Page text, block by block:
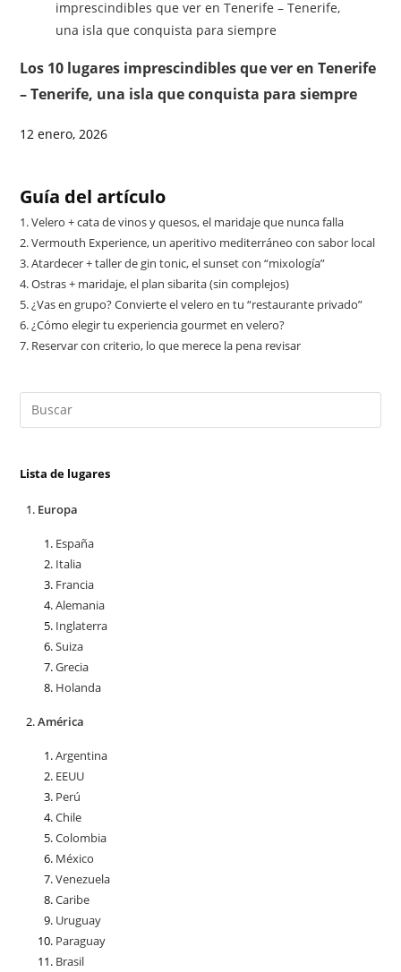
Los 10 lugares imprescindibles que ver en Tenerife
– Tenerife, una isla que conquista para siempre
12 enero, 2026
Guía del artículo
1.Velero + cata de vinos y quesos, el maridaje que nunca falla
2.Vermouth Experience, un aperitivo mediterráneo con sabor local
3.Atardecer + taller de gin tonic, el sunset con “mixología”
4.Ostras + maridaje, el plan sibarita (sin complejos)
5.¿Vas en grupo? Convierte el velero en tu “restaurante privado”
6.¿Cómo elegir tu experiencia gourmet en velero?
7. Reservar con criterio, lo que merece la pena revisar
Lista de lugares
Europa
España
Italia
Francia
Alemania
Inglaterra
Suiza
Grecia
Holanda
América
Argentina
EEUU
Perú
Chile
Colombia
México
Venezuela
Caribe
Uruguay
Paraguay
Brasil